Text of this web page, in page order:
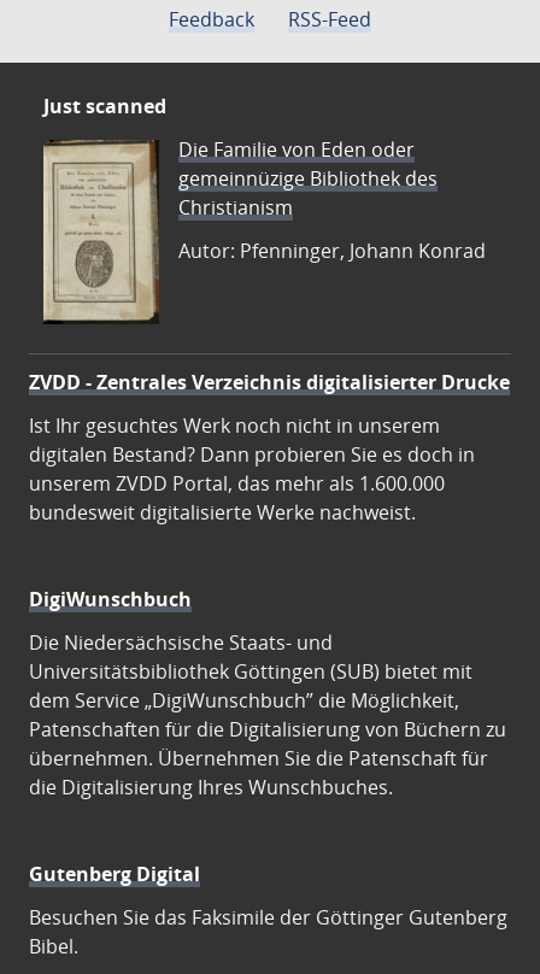
Feedback
RSS-Feed
Just scanned
Die Familie von Eden oder
gemeinnüzige Bibliothek des
Christianism
Autor: Pfenninger, Johann Konrad
ZVDD - Zentrales Verzeichnis digitalisierter Drucke
Ist Ihr gesuchtes Werk noch nicht in unserem
digitalen Bestand? Dann probieren Sie es doch in
unserem ZVDD Portal, das mehr als 1.600.000
bundesweit digitalisierte Werke nachweist.
DigiWunschbuch
Die Niedersächsische Staats- und
Universitätsbibliothek Göttingen (SUB) bietet mit
dem Service „DigiWunschbuch” die Möglichkeit,
Patenschaften für die Digitalisierung von Büchern zu
übernehmen. Übernehmen Sie die Patenschaft für
die Digitalisierung Ihres Wunschbuches.
Gutenberg Digital
Besuchen Sie das Faksimile der Göttinger Gutenberg
Bibel.